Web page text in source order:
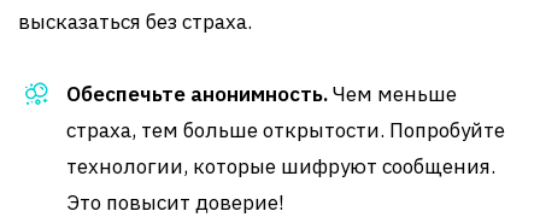
высказаться без страха.
Обеспечьте анонимность.Чем меньше
страха, тем больше открытости. Попробуйте
технологии, которые шифруют сообщения.
Это повысит доверие!